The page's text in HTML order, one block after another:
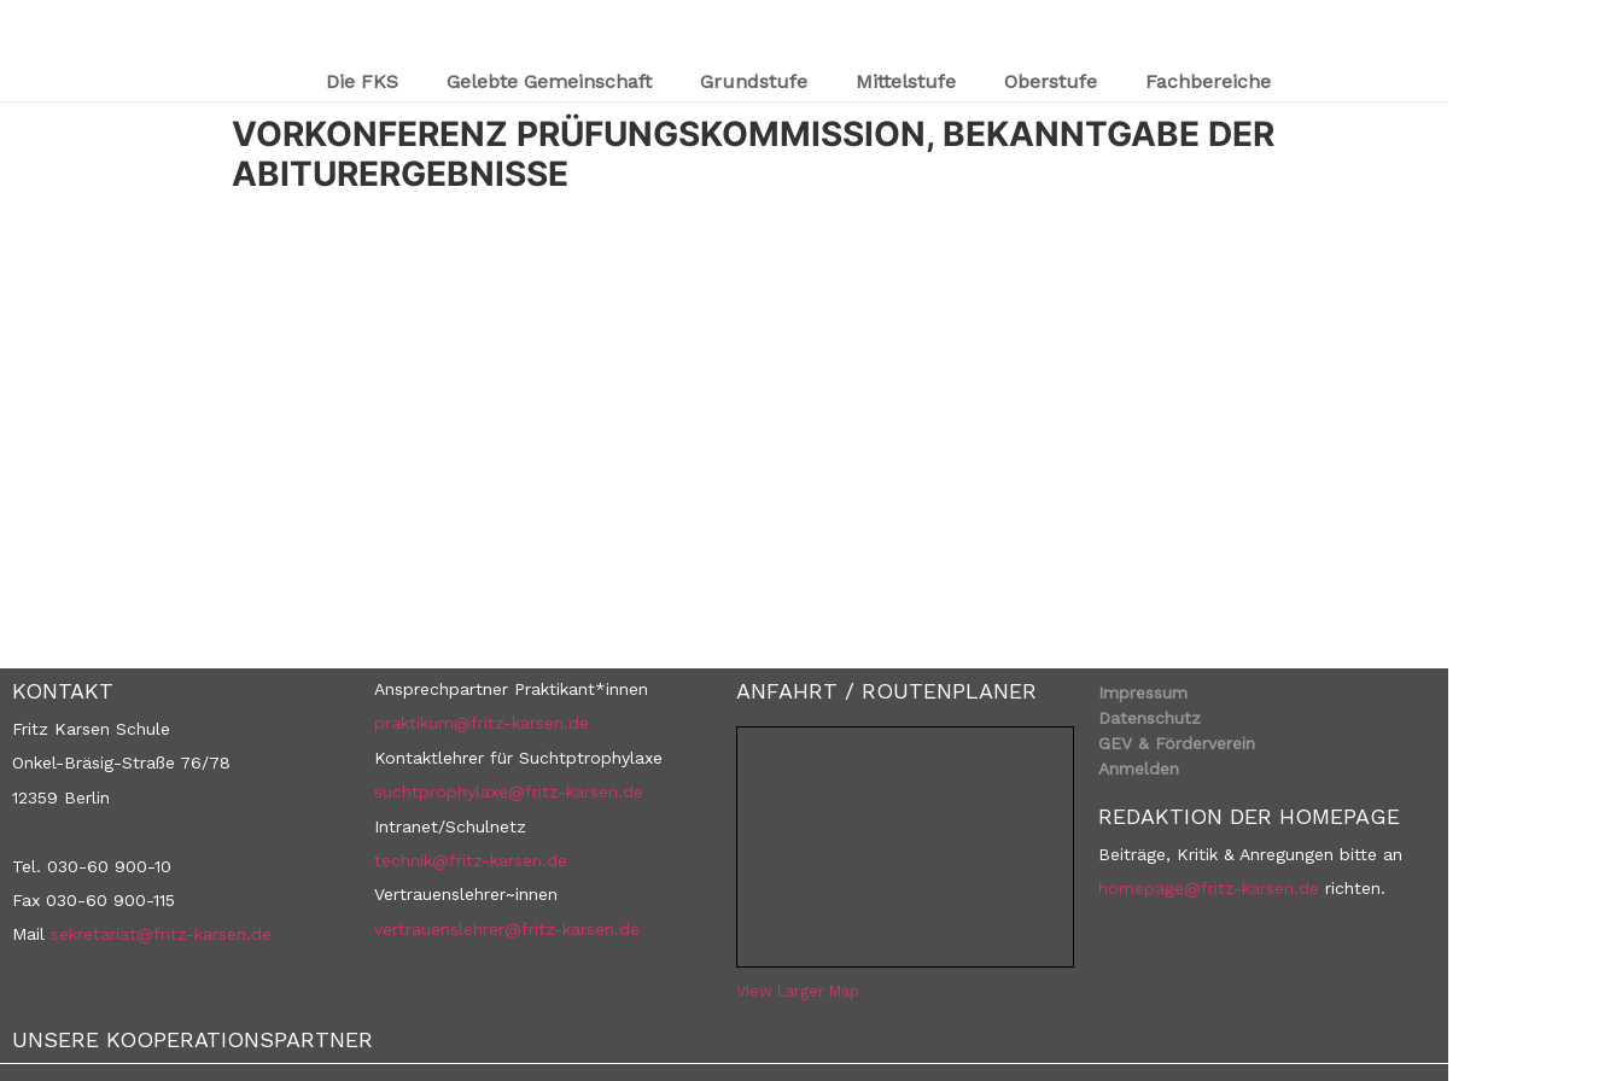
Die FKS Gelebte Gemeinschaft Grundstufe Mittelstufe Oberstufe Fachbereiche
VORKONFERENZ PRÜFUNGSKOMMISSION, BEKANNTGABE DER
ABITURERGEBNISSE
KONTAKT
Fritz Karsen Schule
Onkel-Bräsig-Straße 76/78
12359 Berlin
Tel. 030-60 900-10
Fax 030-60 900-115
Mail sekretariat@fritz-karsen.de
Ansprechpartner Praktikant*innen
praktikum@fritz-karsen.de
Kontaktlehrer für Suchtptrophylaxe
suchtprophylaxe@fritz-karsen.de
Intranet/Schulnetz
technik@fritz-karsen.de
Vertrauenslehrer~innen
vertrauenslehrer@fritz-karsen.de
ANFAHRT / ROUTENPLANER
View Larger Map
Impressum
Datenschutz
GEV & Förderverein
Anmelden
REDAKTION DER HOMEPAGE
Beiträge, Kritik & Anregungen bitte an
homepage@fritz-karsen.de richten.
UNSERE KOOPERATIONSPARTNER